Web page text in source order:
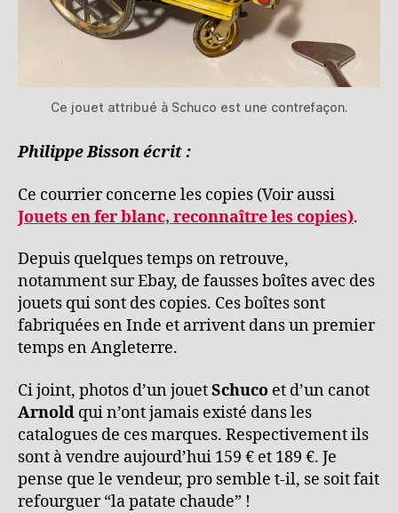
Ce jouet attribué à Schuco est une contrefaçon.
Philippe Bisson écrit :
Ce courrier concerne les copies (Voir aussi
Jouets en fer blanc, reconnaître les copies).
Depuis quelques temps on retrouve,
notamment sur Ebay, de fausses boîtes avec des
jouets qui sont des copies. Ces boîtes sont
fabriquées en Inde et arrivent dans un premier
temps en Angleterre.
Ci joint, photos d’un jouetSchuco et d’un canot
Arnold qui n’ont jamais existé dans les
catalogues de ces marques. Respectivement ils
sont à vendre aujourd’hui 159 € et 189 €. Je
pense que le vendeur, pro semble t-il, se soit fait
refourguer “la patate chaude” !